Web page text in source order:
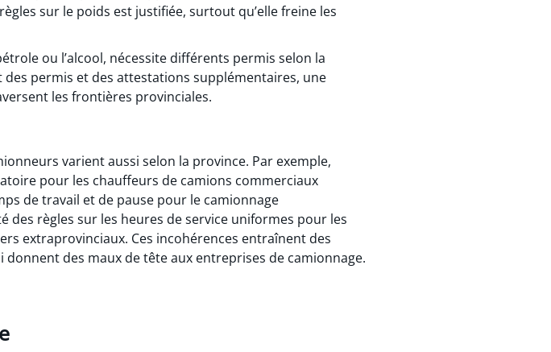
sur le poids est justifiée, surtout qu’elle freine les
ou l’alcool, nécessite différents permis selon la
permis et des attestations supplémentaires, une
les frontières provinciales.
varient aussi selon la province. Par exemple,
pour les chauffeurs de camions commerciaux
de travail et de pause pour le camionnage
règles sur les heures de service uniformes pour les
extraprovinciaux. Ces incohérences entraînent des
des maux de tête aux entreprises de camionnage.